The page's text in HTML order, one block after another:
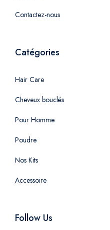
Contactez-nous
Catégories
Hair Care
Cheveux bouclés
Pour Homme
Poudre
Nos Kits
Accessoire
Follow Us